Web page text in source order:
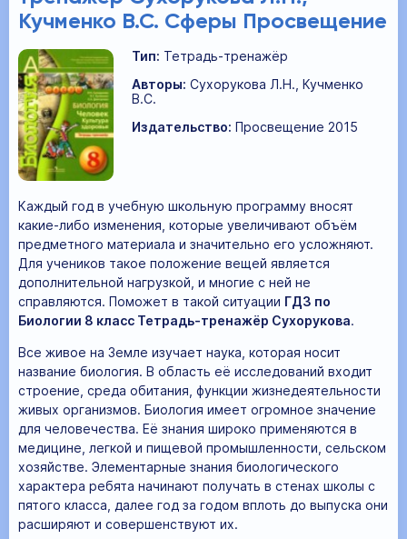
Кучменко В.С. Сферы Просвещение
Тип: Тетрадь-тренажёр
Авторы: Сухорукова Л.Н., Кучменко
В.С.
Издательство: Просвещение 2015
Каждый год в учебную школьную программу вносят
какие-либо изменения, которые увеличивают объём
предметного материала и значительно его усложняют.
Для учеников такое положение вещей является
дополнительной нагрузкой, и многие с ней не
справляются. Поможет в такой ситуации ГДЗ по
Биологии 8 класс Тетрадь-тренажёр Сухорукова.
Все живое на Земле изучает наука, которая носит
название биология. В область её исследований входит
строение, среда обитания, функции жизнедеятельности
живых организмов. Биология имеет огромное значение
для человечества. Её знания широко применяются в
медицине, легкой и пищевой промышленности, сельском
хозяйстве. Элементарные знания биологического
характера ребята начинают получать в стенах школы с
пятого класса, далее год за годом вплоть до выпуска они
расширяют и совершенствуют их.